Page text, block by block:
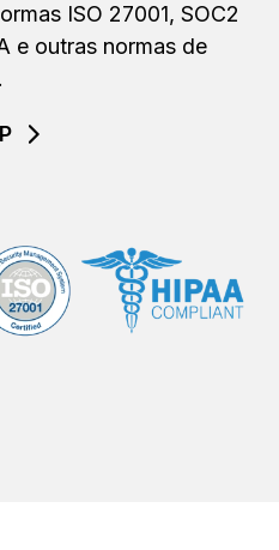
ISO 27001, SOC2
e outras normas de